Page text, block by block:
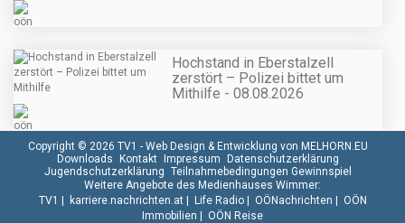
Hochstand in Eberstalzell
zerstört – Polizei bittet um
Mithilfe - 08.08.2026
Copyright © 2026 TV1 - Web Design & Entwicklung von MELHORN.EU
Downloads Kontakt Impressum Datenschutzerklärung
Jugendschutzerklärung Teilnahmebedingungen Gewinnspiel
Weitere Angebote des Medienhauses Wimmer:
TV1 | karriere.nachrichten.at| Life Radio| OÖNachrichten | OÖN
Immobilien | OÖN Reise